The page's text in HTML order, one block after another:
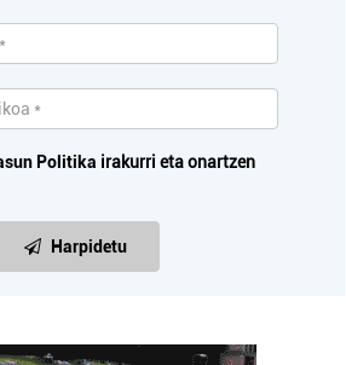
Politika irakurri eta onartzen
Harpidetu